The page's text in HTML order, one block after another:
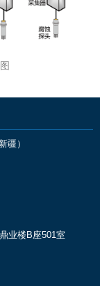
疆）
业楼B座501室